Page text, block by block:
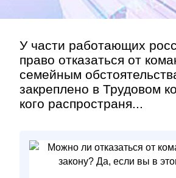
У части работающих
право отказаться от
семейным
закреплено в Трудовом
кого распространя...
Контакт»